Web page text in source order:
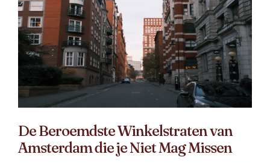
De Beroemdste Winkelstraten van
Amsterdam die je Niet Mag Missen